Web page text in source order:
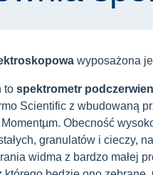
wyposażona
to spektrometr
Scientific z wbudowaną
Obecność
granulatów i cieczy,
widma z bardzo małej